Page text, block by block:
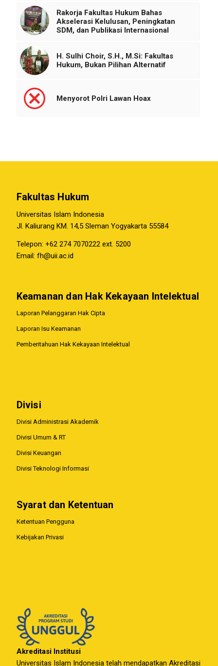
Rakorja Fakultas Hukum Bahas
Akselerasi Kelulusan, Peningkatan
SDM, dan Publikasi Internasional
H. Sulhi Choir, S.H., M.Si: Fakultas
Hukum, Bukan Pilihan Alternatif
Menyorot Polri Lawan Hoax
Fakultas Hukum
Universitas Islam Indonesia
Jl. Kaliurang KM. 14,5 Sleman Yogyakarta 55584
Telepon: +62 274 7070222 ext. 5200
Email: fh@uii.ac.id
Keamanan dan Hak Kekayaan Intelektual
Laporan Pelanggaran Hak Cipta
Laporan Isu Keamanan
Pemberitahuan Hak Kekayaan Intelektual
Divisi
Divisi Administrasi Akademik
Divisi Umum & RT
Divisi Keuangan
Divisi Teknologi Informasi
Syarat dan Ketentuan
Ketentuan Pengguna
Kebijakan Privasi
Akreditasi Institusi
Universitas Islam Indonesia telah mendapatkan Akreditasi